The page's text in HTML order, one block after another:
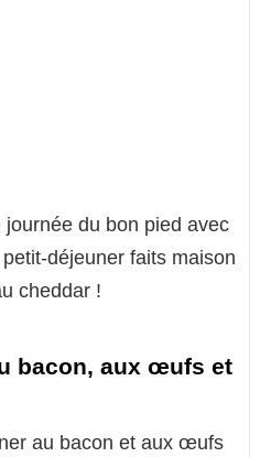
du bon pied avec
déjeuner faits maison
cheddar !
bacon, aux œufs et